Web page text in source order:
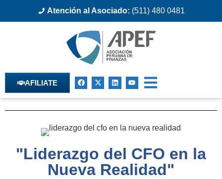
Atención al Asociado: (511) 480 0481
AFILIATE
"Liderazgo del CFO en la
Nueva Realidad"